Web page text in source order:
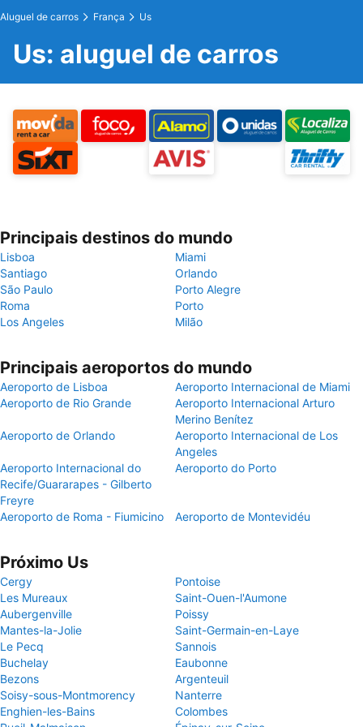
Aluguel de carros França Us
Us: aluguel de carros
Principais destinos do mundo
Lisboa
Miami
Santiago
Orlando
São Paulo
Porto Alegre
Roma
Porto
Los Angeles
Milão
Principais aeroportos do mundo
Aeroporto de Lisboa
Aeroporto Internacional de Miami
Aeroporto de Rio Grande
Aeroporto Internacional Arturo
Merino Benítez
Aeroporto de Orlando
Aeroporto Internacional de Los
Angeles
Aeroporto Internacional do
Recife/Guararapes - Gilberto
Freyre
Aeroporto do Porto
Aeroporto de Roma - Fiumicino Aeroporto de Montevidéu
Próximo Us
Cergy
Pontoise
Les Mureaux
Saint-Ouen-l'Aumone
Aubergenville
Poissy
Mantes-la-Jolie
Saint-Germain-en-Laye
Le Pecq
Sannois
Buchelay
Eaubonne
Bezons
Argenteuil
Soisy-sous-Montmorency
Nanterre
Enghien-les-Bains
Colombes